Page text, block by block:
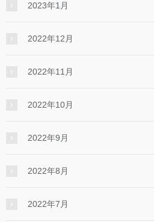
2023年1月
2022年12月
2022年11月
2022年10月
2022年9月
2022年8月
2022年7月